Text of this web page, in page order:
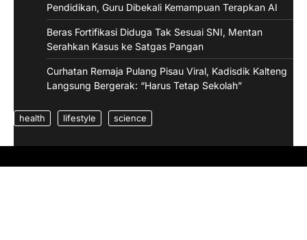
Pendidikan, Guru Dibekali Kemampuan Terapkan AI
Beras Fortifikasi Diduga Tak Sesuai SNI, Mentan
Serahkan Kasus ke Satgas Pangan
Curhatan Remaja Pulang Pisau Viral, Kadisdik Kalteng
Langsung Bergerak: “Harus Tetap Sekolah”
health lifestyle science